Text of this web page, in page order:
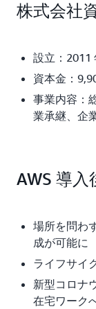
株式会社
設立：2011
資本金：
事業内容：
業承継、企
AWS 導
場所を問わ
成が可能に
ライフサイ
新型コロナ
在宅ワーク